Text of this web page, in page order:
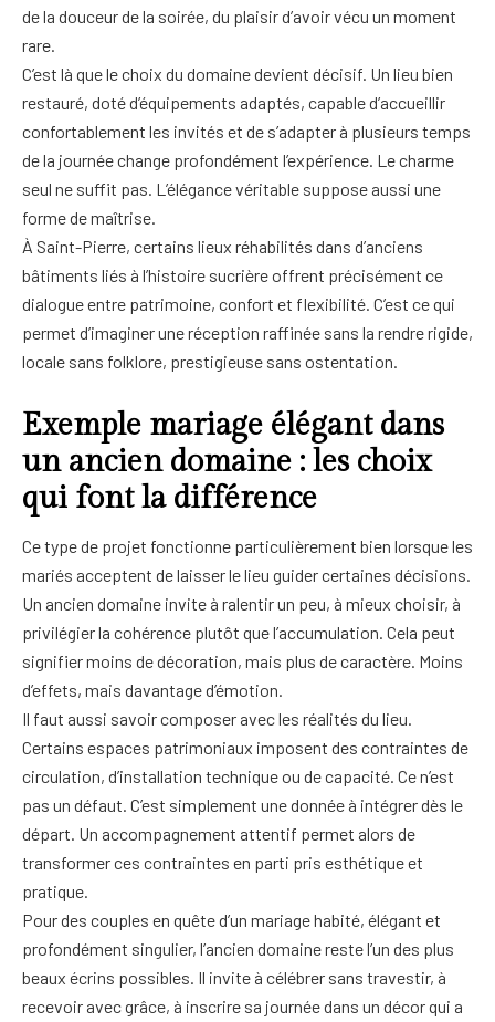
de la douceur de la soirée, du plaisir d’avoir vécu un moment
rare.
C’est là que le choix du domaine devient décisif. Un lieu bien
restauré, doté d’équipements adaptés, capable d’accueillir
confortablement les invités et de s’adapter à plusieurs temps
de la journée change profondément l’expérience. Le charme
seul ne suffit pas. L’élégance véritable suppose aussi une
forme de maîtrise.
À Saint-Pierre, certains lieux réhabilités dans d’anciens
bâtiments liés à l’histoire sucrière offrent précisément ce
dialogue entre patrimoine, confort et flexibilité. C’est ce qui
permet d’imaginer une réception raffinée sans la rendre rigide,
locale sans folklore, prestigieuse sans ostentation.
Exemple mariage élégant dans
un ancien domaine : les choix
qui font la différence
Ce type de projet fonctionne particulièrement bien lorsque les
mariés acceptent de laisser le lieu guider certaines décisions.
Un ancien domaine invite à ralentir un peu, à mieux choisir, à
privilégier la cohérence plutôt que l’accumulation. Cela peut
signifier moins de décoration, mais plus de caractère. Moins
d’effets, mais davantage d’émotion.
Il faut aussi savoir composer avec les réalités du lieu.
Certains espaces patrimoniaux imposent des contraintes de
circulation, d’installation technique ou de capacité. Ce n’est
pas un défaut. C’est simplement une donnée à intégrer dès le
départ. Un accompagnement attentif permet alors de
transformer ces contraintes en parti pris esthétique et
pratique.
Pour des couples en quête d’un mariage habité, élégant et
profondément singulier, l’ancien domaine reste l’un des plus
beaux écrins possibles. Il invite à célébrer sans travestir, à
recevoir avec grâce, à inscrire sa journée dans un décor qui a